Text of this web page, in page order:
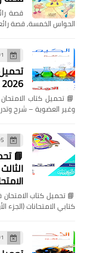
قصة
الحواس الخمسة, قصة
01
2026 PDF | العضوية وغير العضوية
وغير العضوية – شرح
05
📘
كتابي الامتحانات (الجزء
01